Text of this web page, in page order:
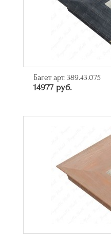
Багет арт. 389.43.075
14977 руб.